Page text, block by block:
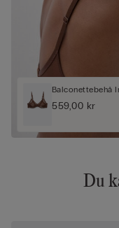
Balconettebehå
559,00 kr
Du